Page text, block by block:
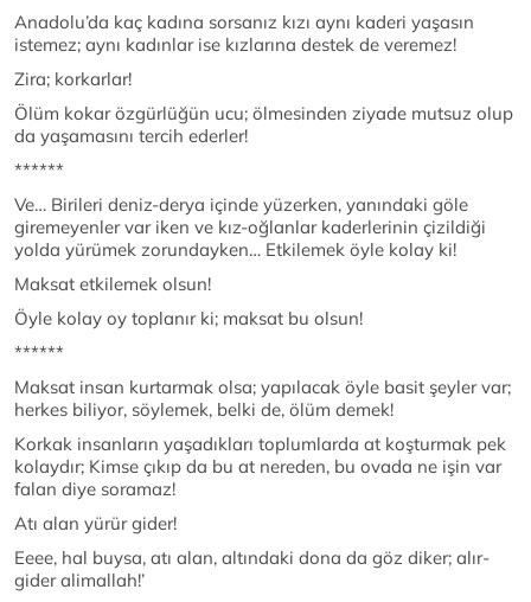
Anadolu’da kaç kadına sorsanız kızı aynı kaderi yaşasın
istemez; aynı kadınlar ise kızlarına destek de veremez!
Zira; korkarlar!
Ölüm kokar özgürlüğün ucu; ölmesinden ziyade mutsuz olup
da yaşamasını tercih ederler!
******
Ve… Birileri deniz-derya içinde yüzerken, yanındaki göle
giremeyenler var iken ve kız-oğlanlar kaderlerinin çizildiği
yolda yürümek zorundayken… Etkilemek öyle kolay ki!
Maksat etkilemek olsun!
Öyle kolay oy toplanır ki; maksat bu olsun!
******
Maksat insan kurtarmak olsa; yapılacak öyle basit şeyler var;
herkes biliyor, söylemek, belki de, ölüm demek!
Korkak insanların yaşadıkları toplumlarda at koşturmak pek
kolaydır; Kimse çıkıp da bu at nereden, bu ovada ne işin var
falan diye soramaz!
Atı alan yürür gider!
Eeee, hal buysa, atı alan, altındaki dona da göz diker; alır-
gider alimallah!’